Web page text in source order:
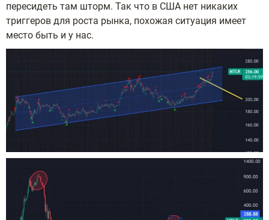
пересидеть там шторм. Так что в США нет никаких
триггеров для роста рынка, похожая ситуация имеет
место быть и у нас.